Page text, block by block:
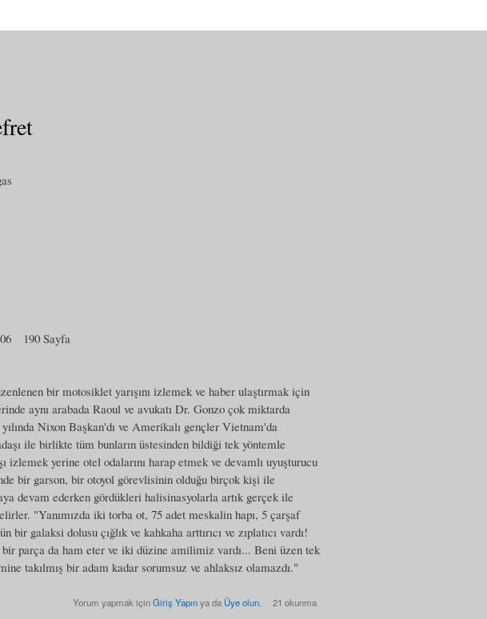
190 Sayfa
bir motosiklet yarışını izlemek ve haber ulaştırmak için
aynı arabada Raoul ve avukatı Dr. Gonzo çok miktarda
Nixon Başkan'dı ve Amerikalı gençler Vietnam'da
ile birlikte tüm bunların üstesinden bildiği tek yöntemle
izlemek yerine otel odalarını harap etmek ve devamlı uyuşturucu
bir garson, bir otoyol görevlisinin olduğu birçok kişi ile
devam ederken gördükleri halisinasyolarla artık gerçek ile
"Yanımızda iki torba ot, 75 adet meskalin hapı, 5 çarşaf
galaksi dolusu çığlık ve kahkaha arttırıcı ve zıplatıcı vardı!
parça da ham eter ve iki düzine amilimiz vardı... Beni üzen tek
takılmış bir adam kadar sorumsuz ve ahlaksız olamazdı."
Yorum yapmak içinGiriş Yapınya da Üye olun. 21 okunma